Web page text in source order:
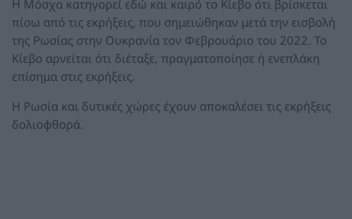
Η Μόσχα κατηγορεί εδώ και καιρό το Κίεβο ότι βρίσκεται
πίσω από τις εκρήξεις, που σημειώθηκαν μετά την εισβολή
της Ρωσίας στην Ουκρανία τον Φεβρουάριο του 2022. Το
Κίεβο αρνείται ότι διέταξε, πραγματοποίησε ή ενεπλάκη
επίσημα στις εκρήξεις.
Η Ρωσία και δυτικές χώρες έχουν αποκαλέσει τις εκρήξεις
δολιοφθορά.